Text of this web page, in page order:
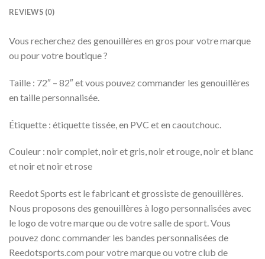
REVIEWS (0)
Vous recherchez des genouillères en gros pour votre marque
ou pour votre boutique ?
Taille : 72″ – 82″ et vous pouvez commander les genouillères
en taille personnalisée.
Étiquette : étiquette tissée, en PVC et en caoutchouc.
Couleur : noir complet, noir et gris, noir et rouge, noir et blanc
et noir et noir et rose
Reedot Sports est le fabricant et grossiste de genouillères.
Nous proposons des genouillères à logo personnalisées avec
le logo de votre marque ou de votre salle de sport. Vous
pouvez donc commander les bandes personnalisées de
Reedotsports.com pour votre marque ou votre club de